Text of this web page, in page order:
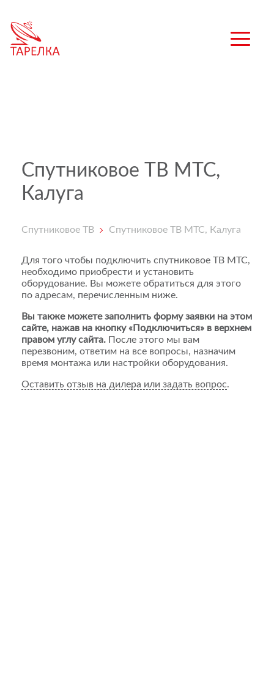
Спутниковое ТВ МТС,
Калуга
Спутниковое ТВ Спутниковое ТВ МТС, Калуга
Для того чтобы подключить спутниковое ТВ МТС,
необходимо приобрести и установить
оборудование. Вы можете обратиться для этого
по адресам, перечисленным ниже.
Вы также можете заполнить форму заявки на этом
сайте, нажав на кнопку «Подключиться» в верхнем
правом углу сайта. После этого мы вам
перезвоним, ответим на все вопросы, назначим
время монтажа или настройки оборудования.
Оставить отзыв на дилера или задать вопрос.